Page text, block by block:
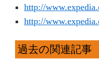
http://
http://
過去の関連記事